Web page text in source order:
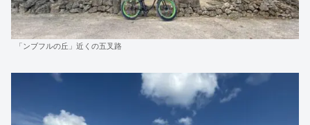
「ンブフルの丘」近くの五叉路